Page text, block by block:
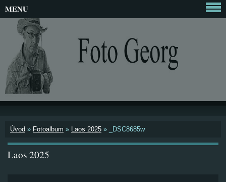
Úvod » Fotoalbum » Laos 2025 » _DSC8685w
Laos 2025
MENU